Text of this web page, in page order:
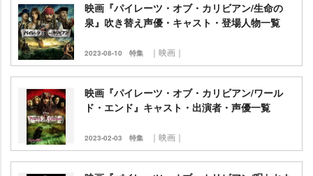
映画『パイレーツ・オブ・カリビアン/生命の
泉』吹き替え声優・キャスト・登場人物一覧
2023-08-10 特集 ｜映画｜
映画『パイレーツ・オブ・カリビアン/ワール
ド・エンド』キャスト・出演者・声優一覧
2023-02-03 特集 ｜映画｜